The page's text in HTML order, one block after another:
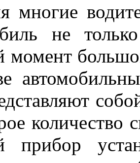
многие
не
момент
количество
прибор